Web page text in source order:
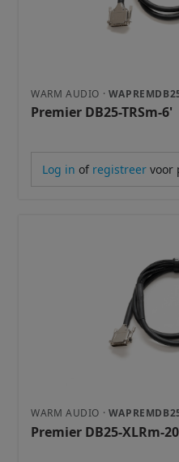
WARM AUDIO ·
Premier DB25-TRSm-6'
Log in of registreervoor
WARM AUDIO ·
Premier DB25-XLRm-